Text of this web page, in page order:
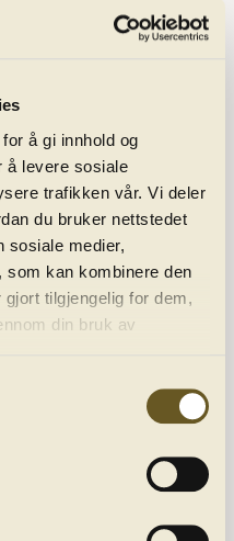
å gi innhold og
å levere sosiale
trafikken vår. Vi deler
du bruker nettstedet
sosiale medier,
som kan kombinere den
tilgjengelig for dem,
din bruk av